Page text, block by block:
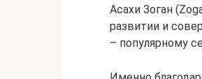
Асахи Зоган
развитии и
– популярному